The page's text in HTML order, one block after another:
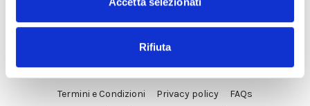
Rifiuta
© VDC Studio srls 2025
Termini e Condizioni Privacy policy
FAQs